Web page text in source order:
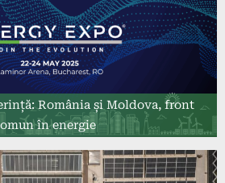
România și Moldova, front
în energie